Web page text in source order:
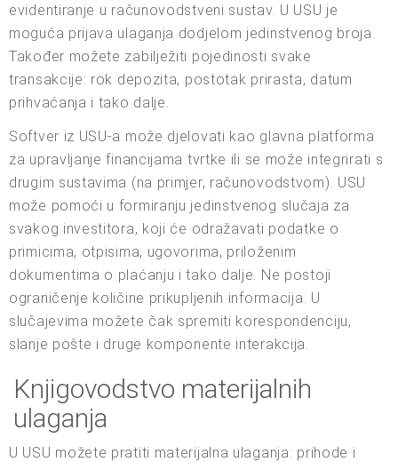
evidentiranje u računovodstveni sustav. U USU je
moguća prijava ulaganja dodjelom jedinstvenog broja.
Također možete zabilježiti pojedinosti svake
transakcije: rok depozita, postotak prirasta, datum
prihvaćanja i tako dalje.
Softver iz USU-a može djelovati kao glavna platforma
za upravljanje financijama tvrtke ili se može integrirati s
drugim sustavima (na primjer, računovodstvom). USU
može pomoći u formiranju jedinstvenog slučaja za
svakog investitora, koji će odražavati podatke o
primicima, otpisima, ugovorima, priloženim
dokumentima o plaćanju i tako dalje. Ne postoji
ograničenje količine prikupljenih informacija. U
slučajevima možete čak spremiti korespondenciju,
slanje pošte i druge komponente interakcija.
Knjigovodstvo materijalnih
ulaganja
U USU možete pratiti materijalna ulaganja: prihode i